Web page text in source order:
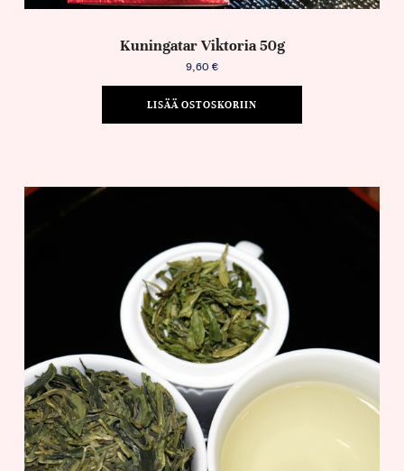
Kuningatar Viktoria 50g
9,60 €
LISÄÄ OSTOSKORIIN